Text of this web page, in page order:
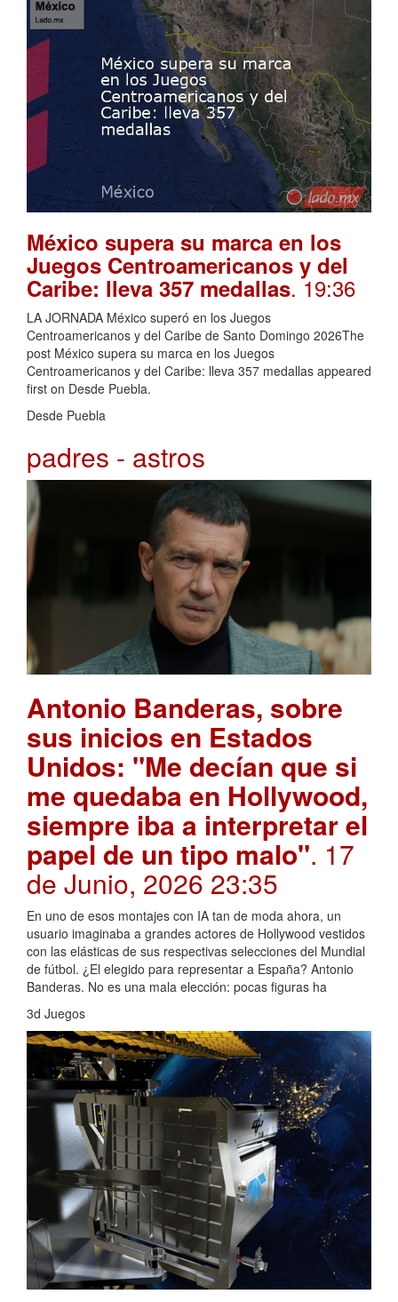
México supera su marca en los
Juegos Centroamericanos y del
Caribe: lleva 357 medallas. 19:36
LA JORNADA México superó en los Juegos
Centroamericanos y del Caribe de Santo Domingo 2026The
post México supera su marca en los Juegos
Centroamericanos y del Caribe: lleva 357 medallas appeared
first on Desde Puebla.
Desde Puebla
padres - astros
Antonio Banderas, sobre
sus inicios en Estados
Unidos: "Me decían que si
me quedaba en Hollywood,
siempre iba a interpretar el
papel de un tipo malo". 17
de Junio, 2026 23:35
En uno de esos montajes con IA tan de moda ahora, un
usuario imaginaba a grandes actores de Hollywood vestidos
con las elásticas de sus respectivas selecciones del Mundial
de fútbol. ¿El elegido para representar a España? Antonio
Banderas. No es una mala elección: pocas figuras ha
3d Juegos